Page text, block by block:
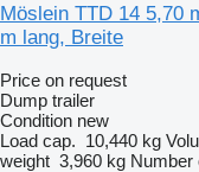
Möslein TTD 14 5,70
m lang, Breite
Price on request
Dump trailer
Condition new
Load cap. 10,440 kg
weight 3,960 kg Number